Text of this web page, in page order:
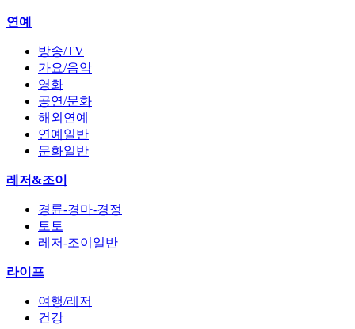
연예
방송/TV
가요/음악
영화
공연/문화
해외연예
연예일반
문화일반
레저&조이
경륜-경마-경정
토토
레저-조이일반
라이프
여행/레저
건강